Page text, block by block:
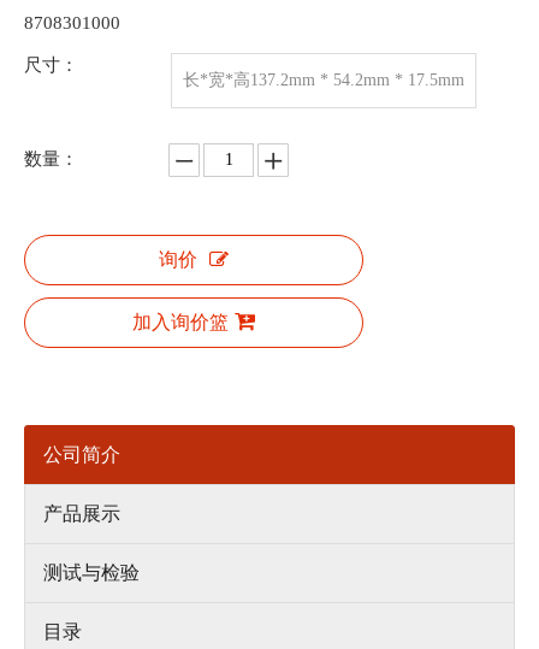
8708301000
尺寸：
长*宽*高137.2mm * 54.2mm * 17.5mm
数量：
询价
加入询价篮
公司简介
产品展示
测试与检验
目录